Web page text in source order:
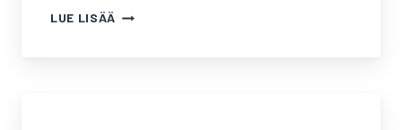
LUE LISÄÄ PIIRIKUNNALLISET